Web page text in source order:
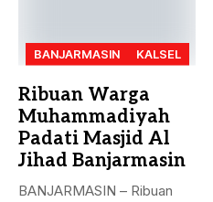
BANJARMASIN KALSEL
Ribuan Warga
Muhammadiyah
Padati Masjid Al
Jihad Banjarmasin
BANJARMASIN – Ribuan